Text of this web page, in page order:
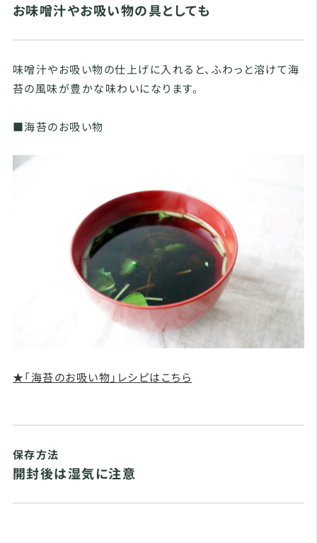
お味噌汁やお吸い物の具としても
味噌汁やお吸い物の仕上げに入れると、ふわっと溶けて海
苔の風味が豊かな味わいになります。
■海苔のお吸い物
★「海苔のお吸い物」レシピはこちら
保存方法
開封後は湿気に注意